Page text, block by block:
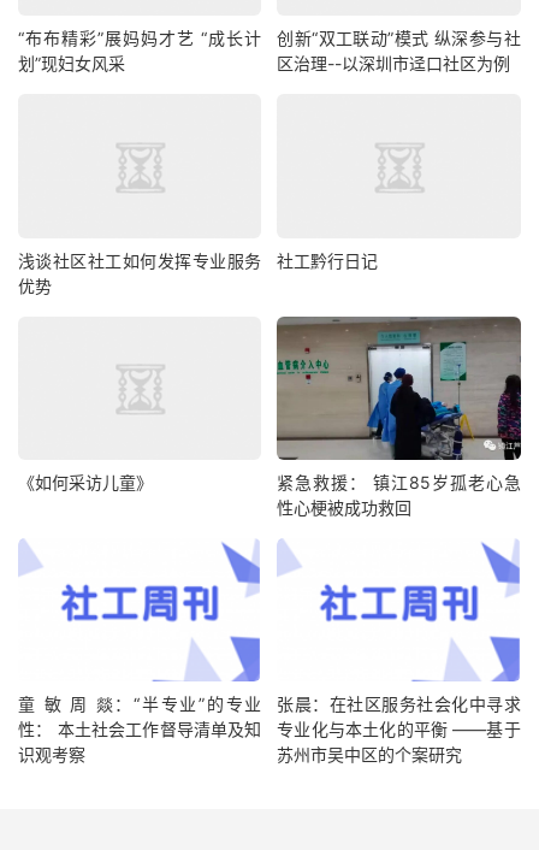
“布布精彩”展妈妈才艺 “成长计
划”现妇女风采
创新“双工联动”模式 纵深参与社
区治理--以深圳市迳口社区为例
浅谈社区社工如何发挥专业服务
优势
社工黔行日记
《如何采访儿童》
紧急救援： 镇江85岁孤老心急
性心梗被成功救回
童 敏 周 燚：“半专业”的专业
性： 本土社会工作督导清单及知
识观考察
张晨：在社区服务社会化中寻求
专业化与本土化的平衡 ——基于
苏州市吴中区的个案研究